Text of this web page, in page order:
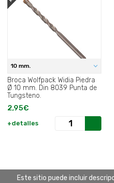
10 mm.
Broca Wolfpack Widia Piedra
Ø 10 mm. Din 8039 Punta de
Tungsteno.
2,95€
+detalles
Este sitio puede incluir